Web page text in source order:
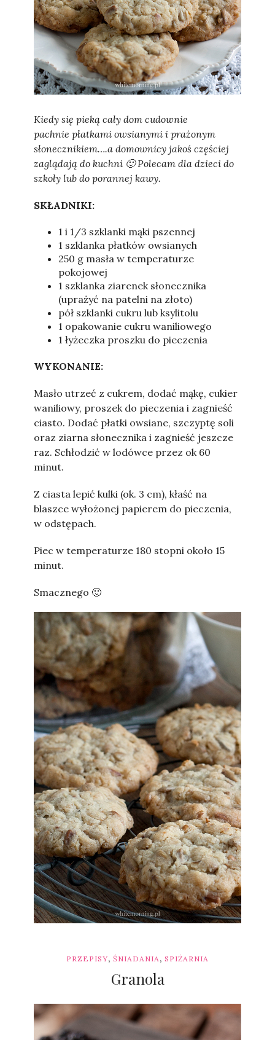
Sylwia
Kiedy się pieką cały dom cudownie
pachnie płatkami owsianymi i prażonym
słonecznikiem….a domownicy jakoś częściej
zaglądają do kuchni 🙂 Polecam dla dzieci do
szkoły lub do porannej kawy.
SKŁADNIKI:
1 i 1/3 szklanki mąki pszennej
1 szklanka płatków owsianych
250 g masła w temperaturze
pokojowej
1 szklanka ziarenek słonecznika
(uprażyć na patelni na złoto)
pół szklanki cukru lub ksylitolu
1 opakowanie cukru waniliowego
1 łyżeczka proszku do pieczenia
WYKONANIE:
Masło utrzeć z cukrem, dodać mąkę, cukier
waniliowy, proszek do pieczenia i zagnieść
ciasto. Dodać płatki owsiane, szczyptę soli
oraz ziarna słonecznika i zagnieść jeszcze
raz. Schłodzić w lodówce przez ok 60
minut.
Z ciasta lepić kulki (ok. 3 cm), kłaść na
blaszce wyłożonej papierem do pieczenia,
w odstępach.
Piec w temperaturze 180 stopni około 15
minut.
Smacznego 🙂
PRZEPISY, ŚNIADANIA, SPIŻARNIA
Granola